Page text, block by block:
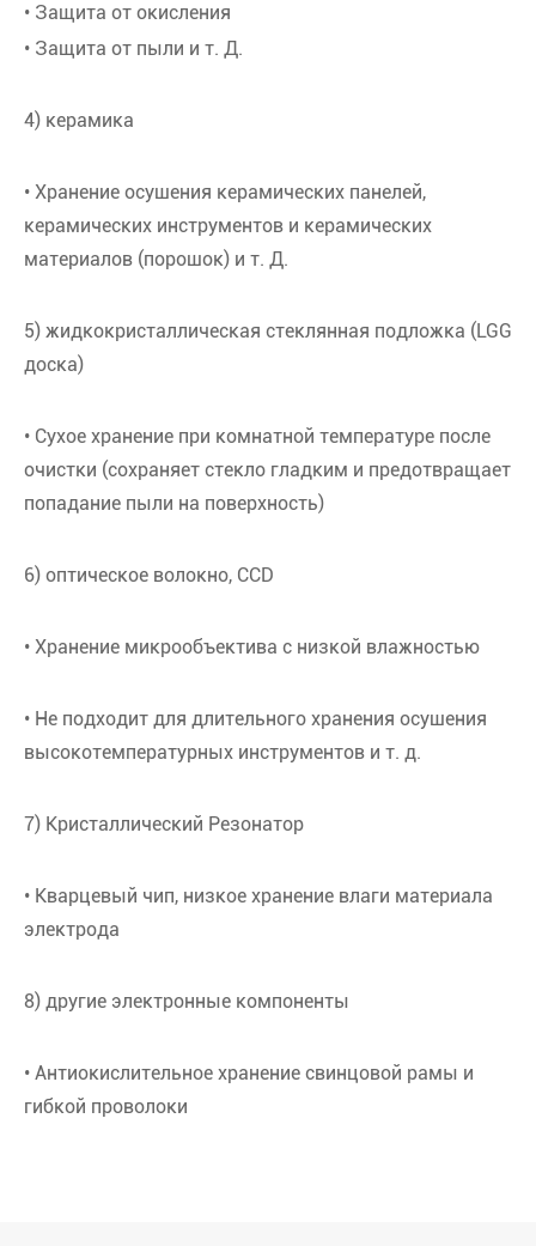
• Защита от окисления
• Защита от пыли и т. Д.
4) керамика
• Хранение осушения керамических панелей,
керамических инструментов и керамических
материалов (порошок) и т. Д.
5) жидкокристаллическая стеклянная подложка (LGG
доска)
• Сухое хранение при комнатной температуре после
очистки (сохраняет стекло гладким и предотвращает
попадание пыли на поверхность)
6) оптическое волокно, CCD
• Хранение микрообъектива с низкой влажностью
• Не подходит для длительного хранения осушения
высокотемпературных инструментов и т. д.
7) Кристаллический Резонатор
• Кварцевый чип, низкое хранение влаги материала
электрода
8) другие электронные компоненты
• Антиокислительное хранение свинцовой рамы и
гибкой проволоки